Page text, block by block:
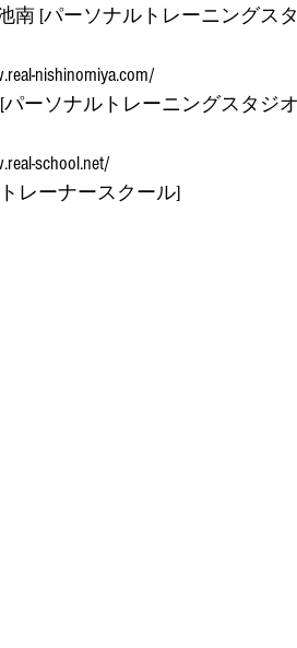
南 [パーソナルトレーニングスタ
nishinomiya.com/
ーソナルトレーニングスタジオ
school.net/
トレーナースクール]